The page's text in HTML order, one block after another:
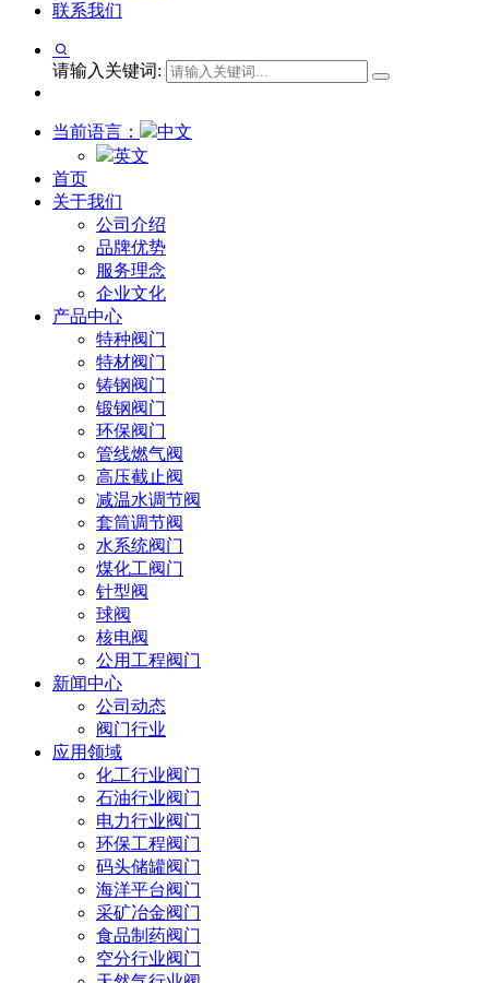
联系我们
请输入关键词:
当前语言：
中文
英文
首页
关于我们
公司介绍
品牌优势
服务理念
企业文化
产品中心
特种阀门
特材阀门
铸钢阀门
锻钢阀门
环保阀门
管线燃气阀
高压截止阀
减温水调节阀
套筒调节阀
水系统阀门
煤化工阀门
针型阀
球阀
核电阀
公用工程阀门
新闻中心
公司动态
阀门行业
应用领域
化工行业阀门
石油行业阀门
电力行业阀门
环保工程阀门
码头储罐阀门
海洋平台阀门
采矿冶金阀门
食品制药阀门
空分行业阀门